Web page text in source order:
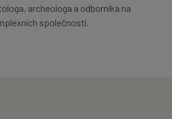
archeologa a odborníka na
společností.